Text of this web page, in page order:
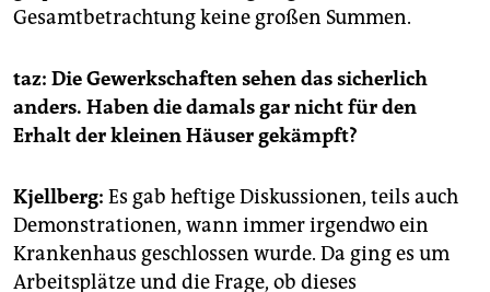
Gesamtbetrachtung keine großen Summen.
taz: Die Gewerkschaften sehen das sicherlich
anders. Haben die damals gar nicht für den
Erhalt der kleinen Häuser gekämpft?
Kjellberg: Es gab heftige Diskussionen, teils auch
Demonstrationen, wann immer irgendwo ein
Krankenhaus geschlossen wurde. Da ging es um
Arbeitsplätze und die Frage, ob dieses